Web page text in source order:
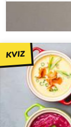
KVIZ